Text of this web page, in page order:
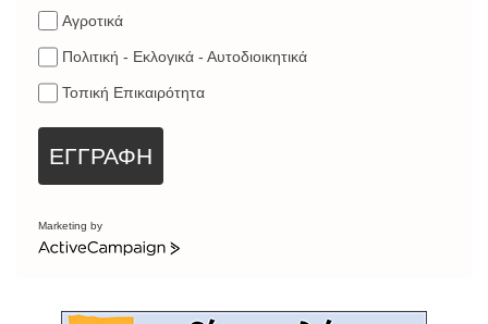
Αγροτικά
Πολιτική - Εκλογικά - Αυτοδιοικητικά
Τοπική Επικαιρότητα
ΕΓΓΡΑΦΗ
Marketing by